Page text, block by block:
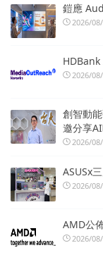
鎧應
2026/
2026/
創智動
邀分享
2026/
ASUSx
2026/
AMD公
2026/